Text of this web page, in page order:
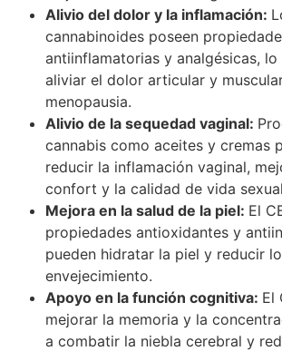
Alivio del dolor y la inflamación:
cannabinoides poseen
antiinflamatorias y analgésicas, lo
aliviar el dolor articular y
menopausia.
Alivio de la sequedad vaginal:
cannabis como aceites y cremas
reducir la inflamación vaginal,
confort y la calidad de vida
Mejora en la salud de la piel: El
propiedades antioxidantes y
pueden hidratar la piel y reducir
envejecimiento.
Apoyo en la función cognitiva: El
mejorar la memoria y la
a combatir la niebla cerebral y